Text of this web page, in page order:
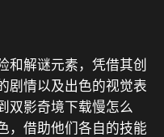
和解谜元素，凭借其创
剧情以及出色的视觉表
双影奇境下载慢怎么
，借助他们各自的技能